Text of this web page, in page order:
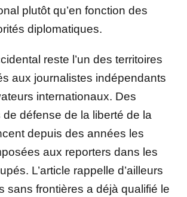
plutôt qu’en fonction des
diplomatiques.
reste l’un des territoires
aux journalistes indépendants
internationaux. Des
défense de la liberté de la
depuis des années les
aux reporters dans les
L’article rappelle d’ailleurs
sans frontières a déjà qualifié le